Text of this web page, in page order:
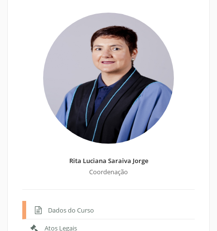
Rita Luciana Saraiva Jorge
Coordenação
Dados do Curso
Atos Legais